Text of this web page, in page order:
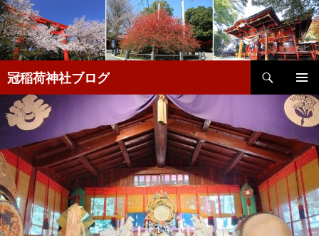
冠稲荷神社ブログ
索
メインメ
ニュー
ン
テ
ツ
へ
移
動